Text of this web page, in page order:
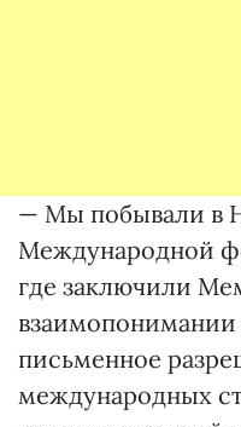
— Мы побывали в
Международной
где заключили
письменное
международных